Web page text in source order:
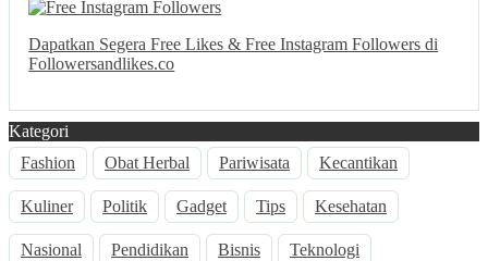
Dapatkan Segera Free Likes & Free Instagram Followers di
Followersandlikes.co
Kategori
Fashion
Obat Herbal Pariwisata Kecantikan
Kuliner Politik Gadget Tips Kesehatan
Nasional Pendidikan Bisnis
Teknologi